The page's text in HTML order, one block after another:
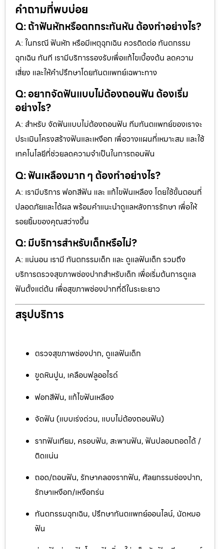
คำถามที่พบบ่อย
Q: ถ้าฟันหักหรือตกกระทันหัน ต้องทำอย่างไร?
A: ในกรณี ฟันหัก หรือมีเหตุฉุกเฉิน ควรติดต่อ ทันตกรรม
ฉุกเฉิน ทันที เรามีบริการรองรับเพื่อแก้ไขเบื้องต้น ลดความ
เสี่ยง และให้คำปรึกษาโดยทันตแพทย์เฉพาะทาง
Q: อยากจัดฟันแบบไม่ต้องถอนฟัน ต้องเริ่ม
อย่างไร?
A: สำหรับ จัดฟันแบบไม่ต้องถอนฟัน ทีมทันตแพทย์ของเราจะ
ประเมินโครงสร้างฟันและเหงือก เพื่อวางแผนที่เหมาะสม และใช้
เทคโนโลยีที่ช่วยลดความจำเป็นในการถอนฟัน
Q: ฟันเหลืองมาก ๆ ต้องทำอย่างไร?
A: เรามีบริการ ฟอกสีฟัน และ แก้ไขฟันเหลือง โดยใช้ขั้นตอนที่
ปลอดภัยและได้ผล พร้อมคำแนะนำดูแลหลังการรักษา เพื่อให้
รอยยิ้มของคุณสว่างขึ้น
Q: มีบริการสำหรับเด็กหรือไม่?
A: แน่นอน เรามี ทันตกรรมเด็ก และ ดูแลฟันเด็ก รวมถึง
บริการตรวจสุขภาพช่องปากสำหรับเด็ก เพื่อเริ่มต้นการดูแล
ฟันตั้งแต่ต้น เพื่อสุขภาพช่องปากที่ดีในระยะยาว
สรุปบริการ
ตรวจสุขภาพช่องปาก, ดูแลฟันเด็ก
ขูดหินปูน, เคลือบฟลูออไรด์
ฟอกสีฟัน, แก้ไขฟันเหลือง
จัดฟัน (แบบเร่งด่วน, แบบไม่ต้องถอนฟัน)
รากฟันเทียม, ครอบฟัน, สะพานฟัน, ฟันปลอมถอดได้ /
ติดแน่น
ถอด/ถอนฟัน, รักษาคลองรากฟัน, ศัลยกรรมช่องปาก,
รักษาเหงือก/เหงือกร่น
ทันตกรรมฉุกเฉิน, ปรึกษาทันตแพทย์ออนไลน์, นัดหมอ
ฟัน